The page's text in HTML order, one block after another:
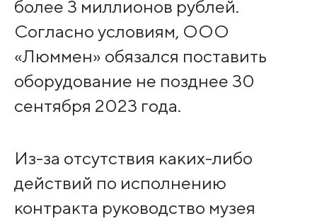
более 3 миллионов рублей.
Согласно условиям, ООО
«Люммен» обязался поставить
оборудование не позднее 30
сентября 2023 года.
Из-за отсутствия каких-либо
действий по исполнению
контракта руководство музея